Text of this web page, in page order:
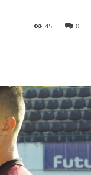
0
45